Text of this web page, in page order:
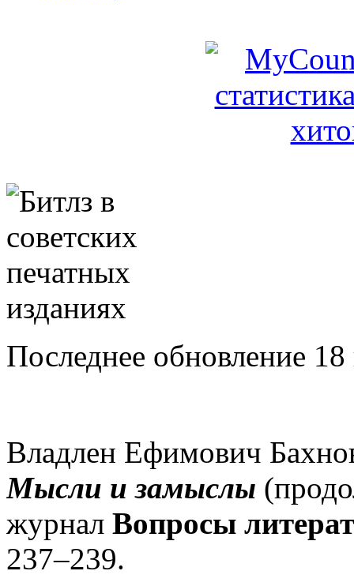
Последнее обновление
Владлен Ефимович
Мысли и замыслы
журнал Вопросы
237–239.